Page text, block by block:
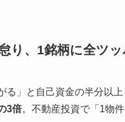
り、1銘柄に全ツ
る」と自己資金の半分以
3倍。不動産投資で「1物